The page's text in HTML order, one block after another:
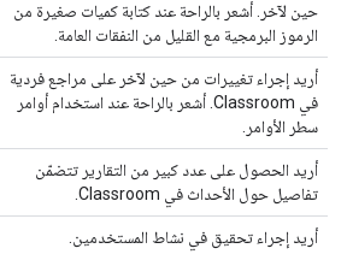
حين لآخر. أشعر بالراحة عند كتابة كميات صغيرة من
الرموز البرمجية مع القليل من النفقات العامة.
أريد إجراء تغييرات من حين لآخر على مراجع فردية
في Classroom. أشعر بالراحة عند استخدام أوامر
سطر الأوامر.
أريد الحصول على عدد كبير من التقارير تتضمّن
تفاصيل حول الأحداث في Classroom.
أريد إجراء تحقيق في نشاط المستخدمين.